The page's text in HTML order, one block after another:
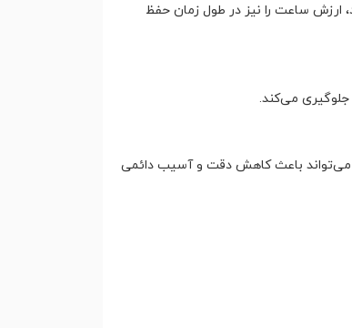
ارزش ساعت را نیز در طول زمان حفظ
می‌کند.
می‌تواند باعث کاهش دقت و آسیب دائمی